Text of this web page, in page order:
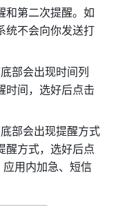
和第二次提醒。如
统不会向你发送打
部会出现时间列
部会出现提醒方式
醒方式，选好后点
用内加急、短信